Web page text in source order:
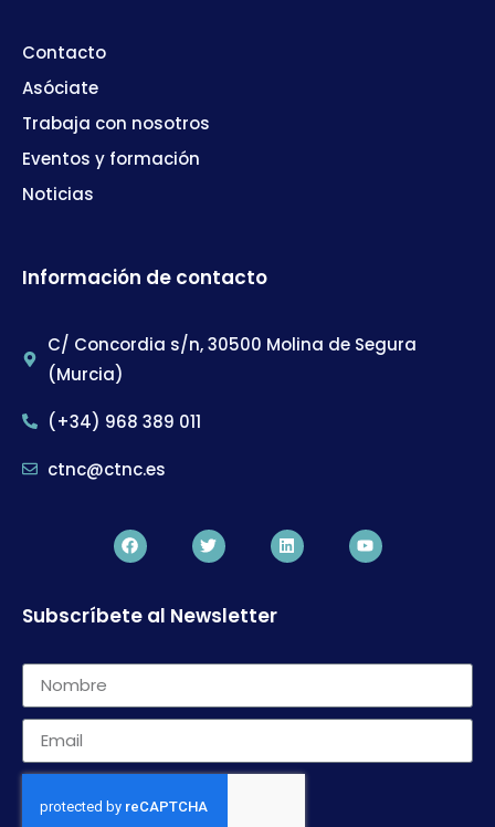
Contacto
Asóciate
Trabaja con nosotros
Eventos y formación
Noticias
Información de contacto
C/ Concordia s/n, 30500 Molina de Segura
(Murcia)
(+34) 968 389 011
ctnc@ctnc.es
Subscríbete al Newsletter